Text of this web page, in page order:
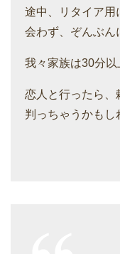
途中、リタイア用
会わず、ぞんぶん
我々家族は30分以
恋人と行ったら、
判っちゃうかもし